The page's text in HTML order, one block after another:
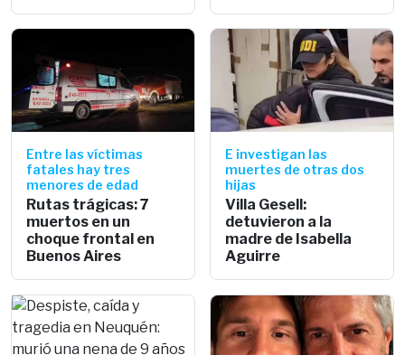
Entre las víctimas
fatales hay tres
menores de edad
Rutas trágicas: 7
muertos en un
choque frontal en
Buenos Aires
E investigan las
muertes de otras dos
hijas
Villa Gesell:
detuvieron a la
madre de Isabella
Aguirre